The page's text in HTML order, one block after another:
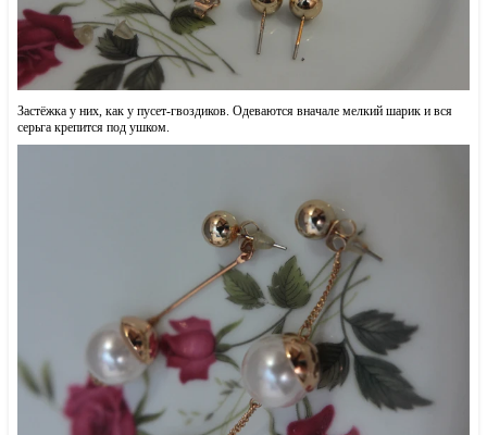
Застёжка у них, как у пусет-гвоздиков. Одеваются вначале мелкий шарик и вся
серьга крепится под ушком.